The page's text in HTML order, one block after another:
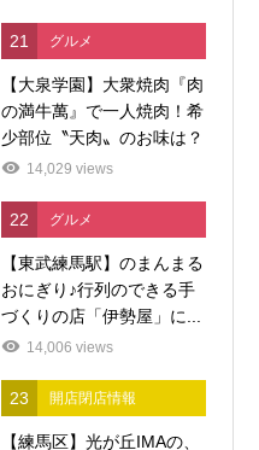
21 グルメ
【大泉学園】大衆焼肉『肉
の満牛萬』で一人焼肉！希
少部位〝天肉〟のお味は？
14,029 views
22 グルメ
【東武練馬駅】のまんまる
おにぎり♪行列のできる手
づくりの店「伊勢屋」に...
14,006 views
23 開店閉店情報
【練馬区】光が丘IMAの、